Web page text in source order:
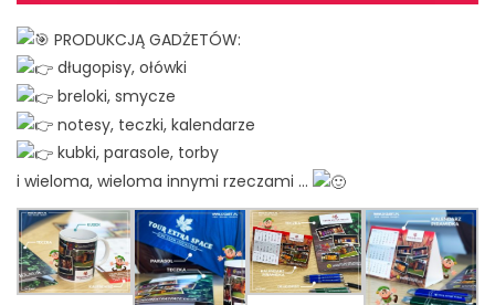
PRODUKCJĄ GADŻETÓW:
długopisy, ołówki
breloki, smycze
notesy, teczki, kalendarze
kubki, parasole, torby
i wieloma, wieloma innymi rzeczami …